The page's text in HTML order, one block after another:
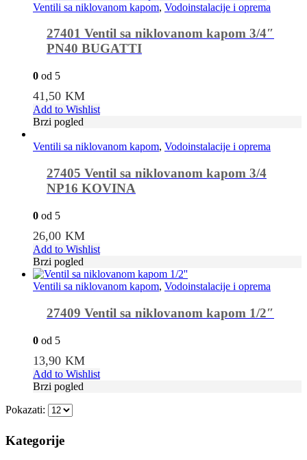
Ventili sa niklovanom kapom, Vodoinstalacije i oprema
27401 Ventil sa niklovanom kapom 3/4″
PN40 BUGATTI
0 od 5
41,50 KM
Add to Wishlist
Brzi pogled
Ventili sa niklovanom kapom, Vodoinstalacije i oprema
27405 Ventil sa niklovanom kapom 3/4
NP16 KOVINA
0 od 5
26,00 KM
Add to Wishlist
Brzi pogled
Ventili sa niklovanom kapom, Vodoinstalacije i oprema
27409 Ventil sa niklovanom kapom 1/2″
0 od 5
13,90 KM
Add to Wishlist
Brzi pogled
Pokazati:
Kategorije